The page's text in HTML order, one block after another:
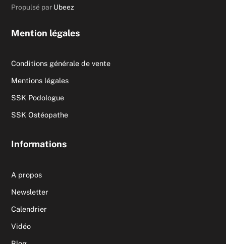
Propulsé par Ubeez
Mention légales
Conditions générale de vente
Mentions légales
SSK Podologue
SSK Ostéopathe
Informations
A propos
Newsletter
Calendrier
Vidéo